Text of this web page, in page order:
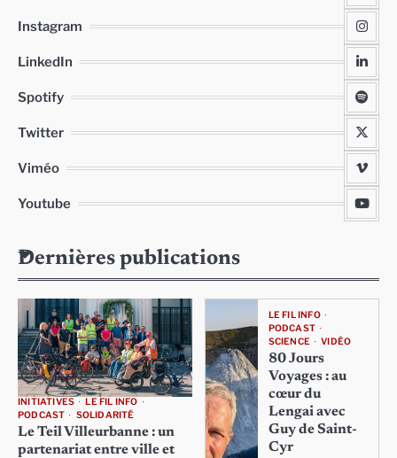
Instagram
LinkedIn
Spotify
Twitter
Viméo
Youtube
Dernières publications
INITIATIVES
LE FIL INFO
PODCAST
SOLIDARITÉ
Le Teil Villeurbanne : un
partenariat entre ville et
LE FIL INFO
PODCAST
SCIENCE
VIDÉO
80 Jours
Voyages : au
cœur du
Lengai avec
Guy de Saint-
Cyr